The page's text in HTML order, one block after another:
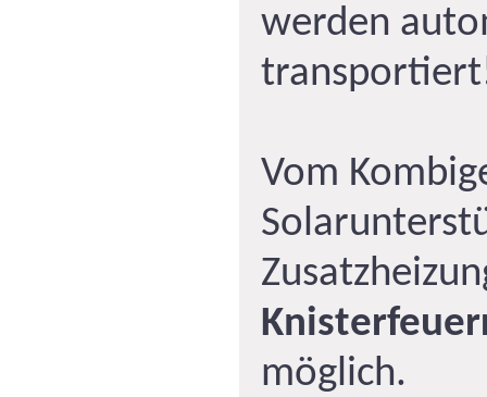
werden
Vom
möglich.